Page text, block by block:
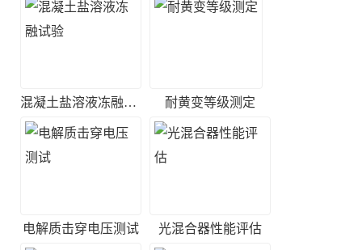
混凝土盐溶液冻融试验 耐黄变等级测定
电解质击穿电压测试 光混合器性能评估